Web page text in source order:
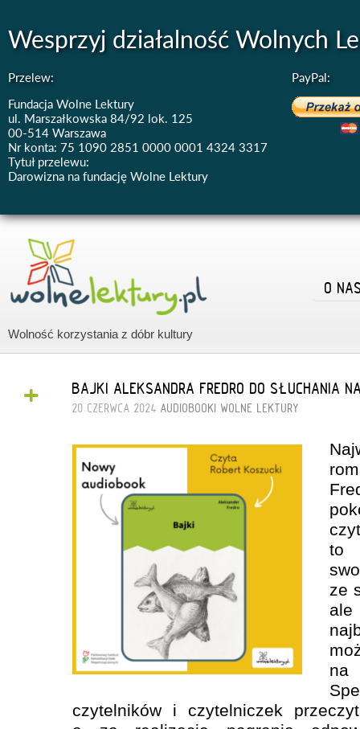
Wesprzyj działalność Wolnych
Przelew:
Fundacja Wolne Lektury
ul. Marszałkowska 84/92 lok. 125
00-514 Warszawa
Nr konta: 75 1090 2851 0000 0001 4324 3317
Tytuł przelewu:
Darowizna na fundację Wolne Lektury
PayPal:
Wolność korzystania z dóbr kultury
O
+ BAJKI ALEKSANDRA FREDRO DO SŁUCHANIA
20 CZERWCA 2024 AUDIOBOOKI WOLNE LEKTURY
to
ze
na
czytelników i czytelniczek